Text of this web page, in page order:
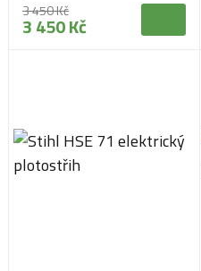
3 450 Kč
3 450 Kč